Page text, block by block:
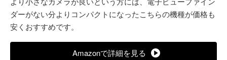
ダーがない分よりコンパクトになったこちらの機種が価格も
安くおすすめです。
Amazonで詳細を見る